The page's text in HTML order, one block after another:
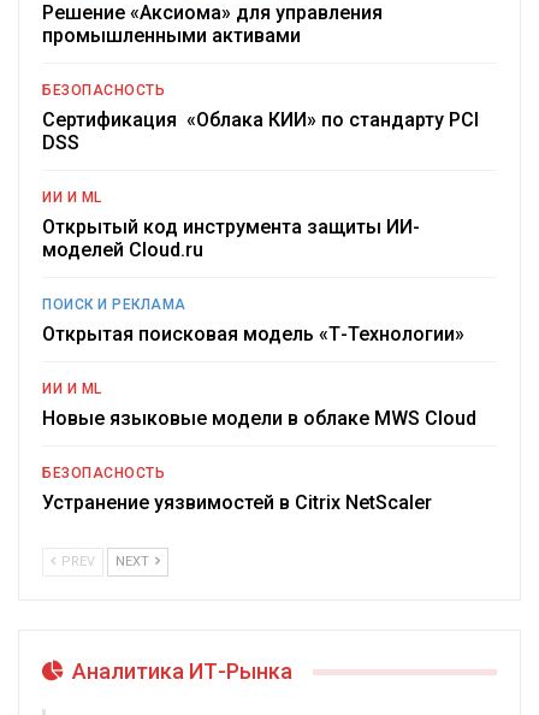
Решение «Аксиома» для управления
промышленными активами
БЕЗОПАСНОСТЬ
Сертификация «Облака КИИ» по стандарту PCI
DSS
ИИ И ML
Открытый код инструмента защиты ИИ-
моделей Cloud.ru
ПОИСК И РЕКЛАМА
Открытая поисковая модель «Т-Технологии»
ИИ И ML
Новые языковые модели в облаке MWS Cloud
БЕЗОПАСНОСТЬ
Устранение уязвимостей в Citrix NetScaler
PREV NEXT
Аналитика ИТ-Рынка